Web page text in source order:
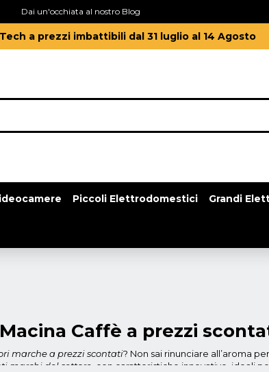
Dai un'occhiata al nostro Blog
a prezzi imbattibili dal 31 luglio al 14 Agosto
Piccoli Elettrodomestici Grandi
Caffè a prezzi
marche a prezzi scontati? Non sai rinunciare all’aroma
marchi del settore , con caratteristiche innovative, ideali